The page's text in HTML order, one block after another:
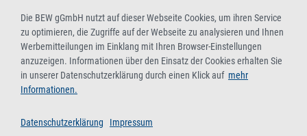
Die BEW gGmbH nutzt auf dieser Webseite Cookies, um ihren Service
zu optimieren, die Zugriffe auf der Webseite zu analysieren und Ihnen
Werbemitteilungen im Einklang mit Ihren Browser-Einstellungen
anzuzeigen. Informationen über den Einsatz der Cookies erhalten Sie
in unserer Datenschutzerklärung durch einen Klick auf mehr
Informationen.
Datenschutzerklärung Impressum